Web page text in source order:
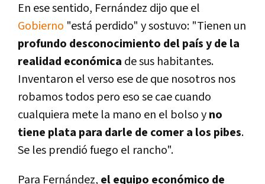
En ese sentido, Fernández dijo que el
Gobierno "está perdido" y sostuvo: "Tienen un
profundo desconocimiento del paí­s y de la
realidad económica de sus habitantes.
Inventaron el verso ese de que nosotros nos
robamos todos pero eso se cae cuando
cualquiera mete la mano en el bolso yno
tiene plata para darle de comer a los pibes.
Se les prendió fuego el rancho".
Para Fernández, el equipo económico de